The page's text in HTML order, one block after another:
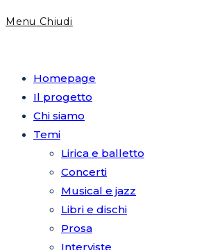
Menu Chiudi
Homepage
Il progetto
Chi siamo
Temi
Lirica e balletto
Concerti
Musical e jazz
Libri e dischi
Prosa
Interviste